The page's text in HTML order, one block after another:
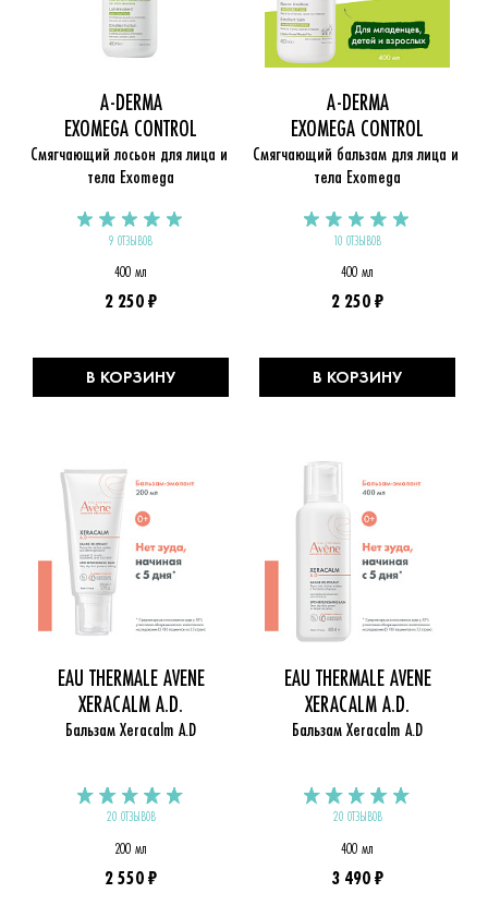
A-DERMA
EXOMEGA CONTROL
Смягчающий лосьон для лица и
тела Exomega
9 ОТЗЫВОВ
400 мл
2 250 ₽
В КОРЗИНУ
A-DERMA
EXOMEGA CONTROL
Смягчающий бальзам для лица и
тела Exomega
10 ОТЗЫВОВ
400 мл
2 250 ₽
В КОРЗИНУ
EAU THERMALE AVENE
XERACALM A.D.
Бальзам Xeracalm A.D
20 ОТЗЫВОВ
200 мл
2 550 ₽
EAU THERMALE AVENE
XERACALM A.D.
Бальзам Xeracalm A.D
20 ОТЗЫВОВ
400 мл
3 490 ₽